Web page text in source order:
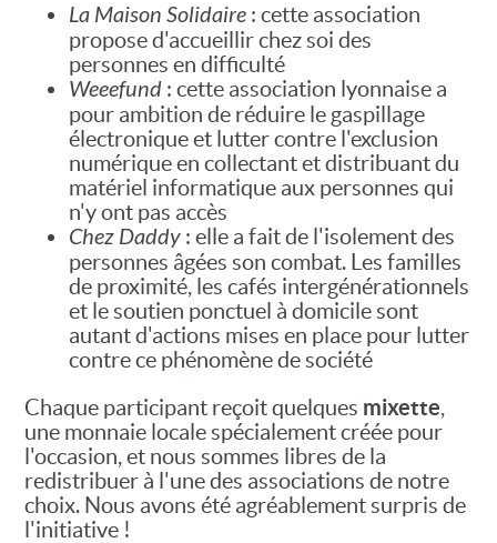
La Maison Solidaire : cette association
propose d'accueillir chez soi des
personnes en difficulté
Weeefund : cette association lyonnaise a
pour ambition de réduire le gaspillage
électronique et lutter contre l'exclusion
numérique en collectant et distribuant du
matériel informatique aux personnes qui
n'y ont pas accès
Chez Daddy : elle a fait de l'isolement des
personnes âgées son combat. Les familles
de proximité, les cafés intergénérationnels
et le soutien ponctuel à domicile sont
autant d'actions mises en place pour lutter
contre ce phénomène de société
Chaque participant reçoit quelques mixette,
une monnaie locale spécialement créée pour
l'occasion, et nous sommes libres de la
redistribuer à l'une des associations de notre
choix. Nous avons été agréablement surpris de
l'initiative !